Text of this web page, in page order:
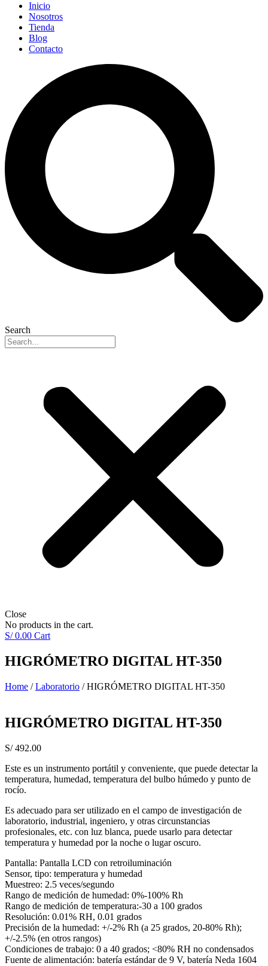
Inicio
Nosotros
Tienda
Blog
Contacto
Search
Close
No products in the cart.
S/0.00 Cart
HIGRÓMETRO DIGITAL HT-350
Home /Laboratorio / HIGRÓMETRO DIGITAL HT-350
HIGRÓMETRO DIGITAL HT-350
S/492.00
Este es un instrumento portátil y conveniente, que puede detectar la
temperatura, humedad, temperatura del bulbo húmedo y punto de
rocío.
Es adecuado para ser utilizado en el campo de investigación de
laboratorio, industrial, ingeniero, y otras circunstancias
profesionales, etc. con luz blanca, puede usarlo para detectar
temperatura y humedad por la noche o lugar oscuro.
Pantalla: Pantalla LCD con retroiluminación
Sensor, tipo: temperatura y humedad
Muestreo: 2.5 veces/segundo
Rango de medición de humedad: 0%-100% Rh
Rango de medición de temperatura:-30 a 100 grados
Resolución: 0.01% RH, 0.01 grados
Precisión de la humedad: +/-2% Rh (a 25 grados, 20-80% Rh);
+/-2.5% (en otros rangos)
Condiciones de trabajo: 0 a 40 grados; <80% RH no condensados
Fuente de alimentación: batería estándar de 9 V, batería Neda 1604